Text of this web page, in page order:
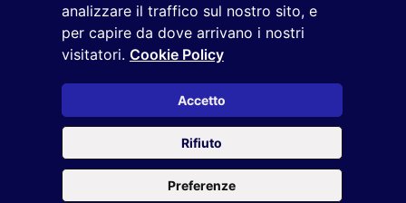
analizzare il traffico sul nostro sito, e
per capire da dove arrivano i nostri
visitatori. Cookie Policy
Accetto
Rifiuto
Preferenze
Copyright ©2026 Reputation Manager S.p.A. Società
Benefit | All rights reserved |Login
Questo sito è protetto da reCAPTCHA e si applicano laPrivacy
Termini di servizio